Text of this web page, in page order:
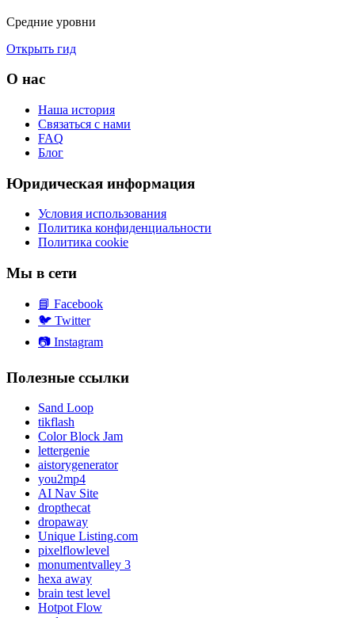
Средние уровни
Открыть гид
О нас
Наша история
Связаться с нами
FAQ
Блог
Юридическая информация
Условия использования
Политика конфиденциальности
Политика cookie
Мы в сети
📘 Facebook
🐦 Twitter
📷 Instagram
Полезные ссылки
Sand Loop
tikflash
Color Block Jam
lettergenie
aistorygenerator
you2mp4
AI Nav Site
dropthecat
dropaway
Unique Listing.com
pixelflowlevel
monumentvalley 3
hexa away
brain test level
Hotpot Flow